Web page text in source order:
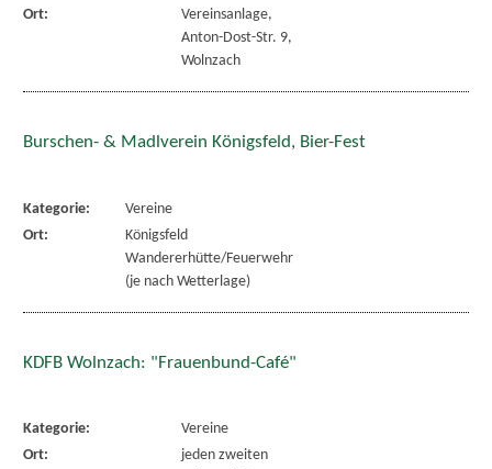
Ort:
Vereinsanlage,
Anton-Dost-Str. 9,
Wolnzach
Burschen- & Madlverein Königsfeld, Bier-Fest
Kategorie:
Vereine
Ort:
Königsfeld
Wandererhütte/Feuerwehr
(je nach Wetterlage)
KDFB Wolnzach: "Frauenbund-Café"
Kategorie:
Vereine
Ort:
jeden zweiten